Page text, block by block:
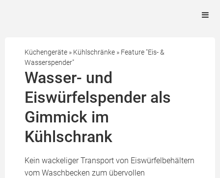
Küchengeräte » Kühlschränke » Feature "Eis- &
Wasserspender"
Wasser- und
Eiswürfelspender als
Gimmick im
Kühlschrank
Kein wackeliger Transport von Eiswürfelbehältern
vom Waschbecken zum übervollen